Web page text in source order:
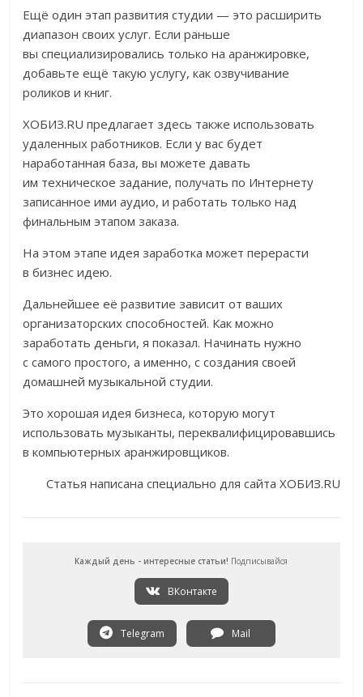
Ещё один этап развития студии — это расширить
диапазон своих услуг. Если раньше
вы специализировались только на аранжировке,
добавьте ещё такую услугу, как озвучивание
роликов и книг.
ХОБИЗ.RU предлагает здесь также использовать
удаленных работников. Если у вас будет
наработанная база, вы можете давать
им техническое задание, получать по Интернету
записанное ими аудио, и работать только над
финальным этапом заказа.
На этом этапе идея заработка может перерасти
в бизнес идею.
Дальнейшее её развитие зависит от ваших
организаторских способностей. Как можно
заработать деньги, я показал. Начинать нужно
с самого простого, а именно, с создания своей
домашней музыкальной студии.
Это хорошая идея бизнеса, которую могут
использовать музыканты, переквалифицировавшись
в компьютерных аранжировщиков.
Статья написана специально для сайта ХОБИЗ.RU
Каждый день - интересные статьи! Подписывайся
ВКонтакте
Telegram Mail